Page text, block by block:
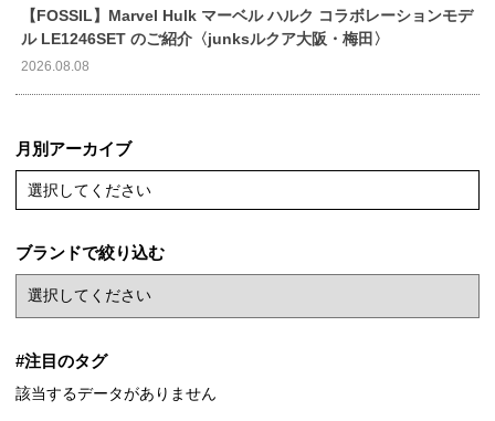
【FOSSIL】Marvel Hulk マーベル ハルク コラボレーションモデ
ル LE1246SET のご紹介〈junksルクア大阪・梅田〉
2026.08.08
月別アーカイブ
選択してください
ブランドで絞り込む
#注目のタグ
該当するデータがありません